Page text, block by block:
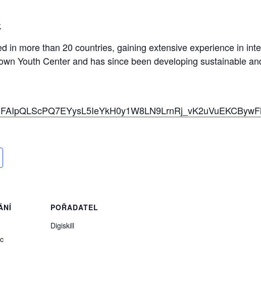
in more than 20 countries, gaining extensive experience in
Youth Center and has since been developing sustainable
POŘADATEL
Digiskill